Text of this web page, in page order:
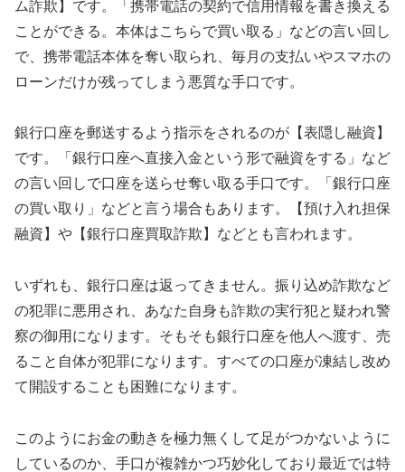
ム詐欺】です。「携帯電話の契約で信用情報を書き換える
ことができる。本体はこちらで買い取る」などの言い回し
で、携帯電話本体を奪い取られ、毎月の支払いやスマホの
ローンだけが残ってしまう悪質な手口です。
銀行口座を郵送するよう指示をされるのが【表隠し融資】
です。「銀行口座へ直接入金という形で融資をする」など
の言い回しで口座を送らせ奪い取る手口です。「銀行口座
の買い取り」などと言う場合もあります。【預け入れ担保
融資】や【銀行口座買取詐欺】などとも言われます。
いずれも、銀行口座は返ってきません。振り込め詐欺など
の犯罪に悪用され、あなた自身も詐欺の実行犯と疑われ警
察の御用になります。そもそも銀行口座を他人へ渡す、売
ること自体が犯罪になります。すべての口座が凍結し改め
て開設することも困難になります。
このようにお金の動きを極力無くして足がつかないように
しているのか、手口が複雑かつ巧妙化しており最近では特